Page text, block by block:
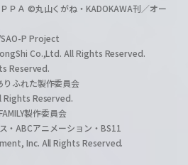
ＰＡ ©丸山くがね・KADOKAWA刊／オー
P Project
Co.,Ltd. All Rights Reserved.
Reserved.
ふれた製作委員会
Rights Reserved.
製作委員会
ABCアニメーション・BS11
Inc. All Rights Reserved.